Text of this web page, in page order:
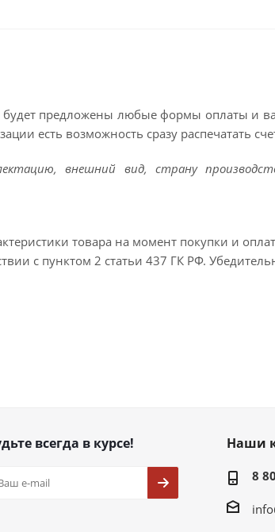
предложены любые формы оплаты и
есть возможность сразу распечатать
внешний вид, страну
товара на момент покупки и
с пунктом 2 статьи 437 ГК РФ.
всегда в курсе! Наши
8